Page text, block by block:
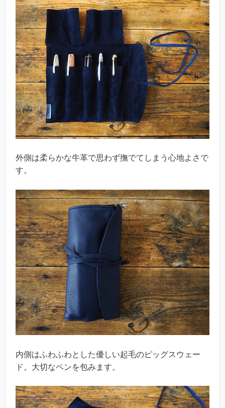
外側は柔らかな牛革で思わず撫でてしまう心地よさで
す。
内側はふわふわとした優しい起毛のピッグスウェー
ド。大切なペンを包みます。